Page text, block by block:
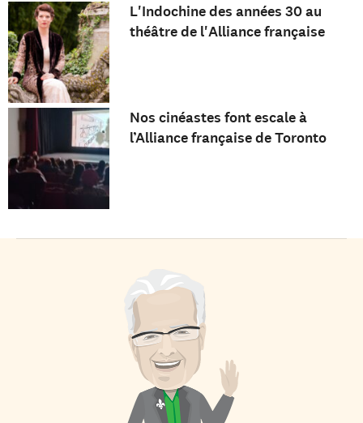
L'Indochine des années 30 au
théâtre de l'Alliance française
Nos cinéastes font escale à
l’Alliance française de Toronto